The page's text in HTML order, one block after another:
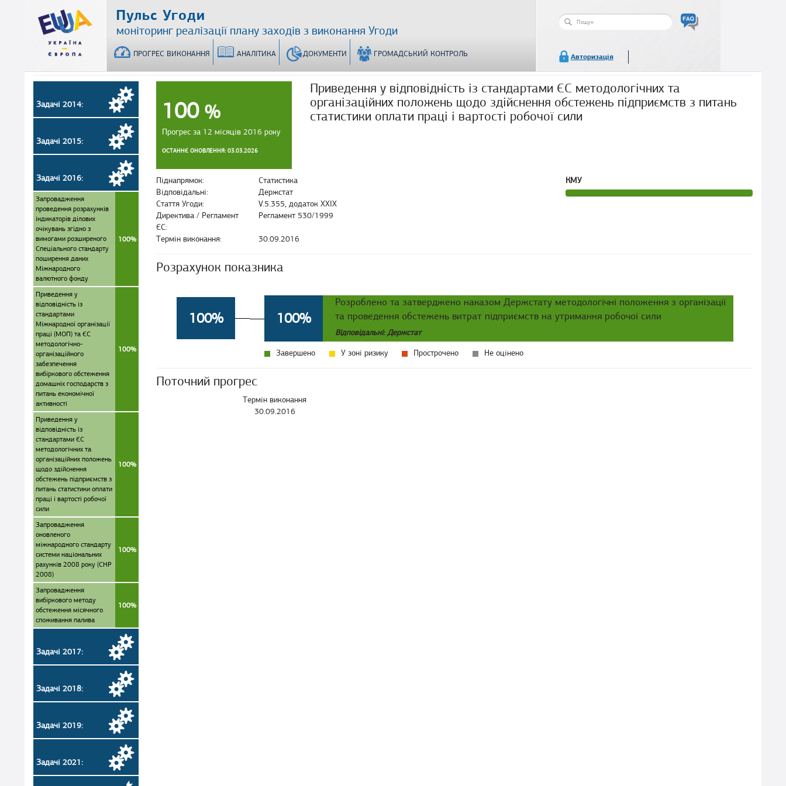
Пульс Угоди
моніторинг реалізації плану заходів з виконання Угоди
ПРОГРЕС ВИКОНАННЯ АНАЛІТИКА ДОКУМЕНТИ ГРОМАДСЬКИЙ КОНТРОЛЬ
Пошукова
Авторизація
100 %
Прогрес за 12 місяців 2016 року
ОСТАННЄ ОНОВЛЕННЯ: 03.03.2026
Приведення у відповідність із стандартами ЄС методологічних та
організаційних положень щодо здійснення обстежень підприємств з питань
статистики оплати праці і вартості робочої сили
Піднапрямок:
Статистика
Відповідальні:
Держстат
Стаття Угоди:
V.5.355, додаток XXIX
Директива / Регламент
ЄС:
Регламент 530/1999
Термін виконання: 30.09.2016
КМУ
Розрахунок показника
100% 100%
Розроблено та затверджено наказом Держстату методологічні положення з організації
та проведення обстежень витрат підприємств на утримання робочої сили
Відповідальні: Держстат
Завершено У зоні ризику Прострочено Не оцінено
Поточний прогрес
Термін виконання
30.09.2016
Задачі 2014:
Задачі 2015:
Задачі 2016:
Запровадження
проведення розрахунків
індикаторів ділових
очікувань згідно з
вимогами розширеного
Спеціального стандарту
поширення даних
Міжнародного
валютного фонду
100%
Приведення у
відповідність із
стандартами
Міжнародної організації
праці (МОП) та ЄС
методологічно-
організаційного
забезпечення
вибіркового обстеження
домашніх господарств з
питань економічної
активності
100%
Приведення у
відповідність із
стандартами ЄС
методологічних та
організаційних положень
щодо здійснення
обстежень підприємств з
питань статистики оплати
праці і вартості робочої
сили
100%
Запровадження
оновленого
міжнародного стандарту
системи національних
рахунків 2008 року (СНР
2008)
100%
Запровадження
вибіркового методу
обстеження місячного
споживання палива
100%
Задачі 2017:
Задачі 2018:
Задачі 2019:
Задачі 2021: